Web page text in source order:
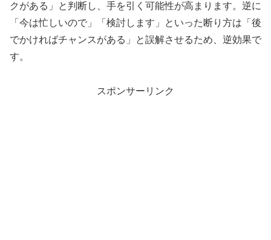
クがある」と判断し、手を引く可能性が高まります。逆に
「今は忙しいので」「検討します」といった断り方は「後
でかければチャンスがある」と誤解させるため、逆効果で
す。
スポンサーリンク